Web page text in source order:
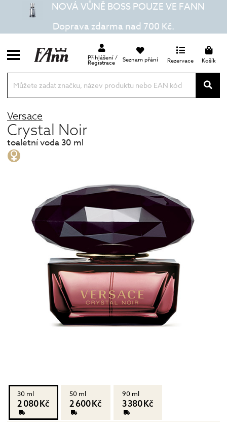
NOVÁ VŮNĚ BOSS POUZE VE FANN
Doprava zdarma nad 700 Kč.
Přihlášení /
Registrace Seznam přání Rezervace Košík
Versace
Crystal Noir
toaletní voda 30 ml
30 ml
2 080 Kč
50 ml
2 600 Kč
90 ml
3 380 Kč